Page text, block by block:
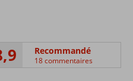
Recommandé
18 commentaires